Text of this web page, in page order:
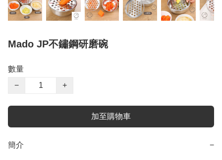
Mado JP不鏽鋼研磨碗
數量
−
+
加至購物車
簡介 −